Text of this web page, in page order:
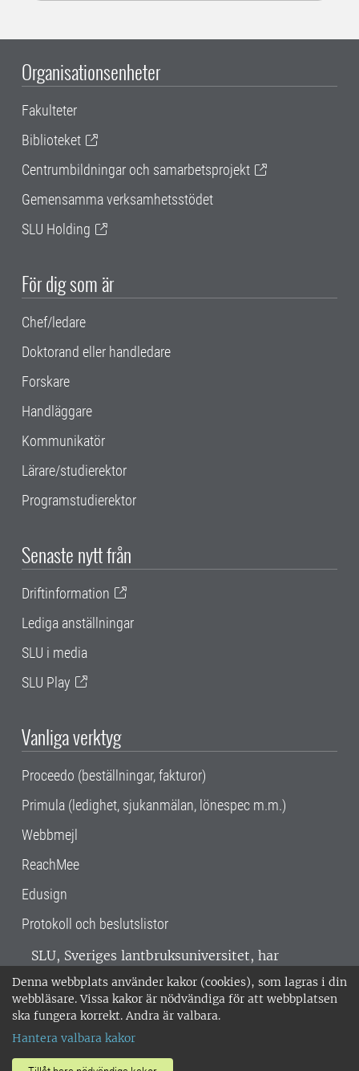
Denna webbplats använder kakor (cookies), som lagras i din
webbläsare. Vissa kakor är nödvändiga för att webbplatsen
ska fungera korrekt. Andra är valbara.
Hantera valbara kakor
Organisationsenheter
Fakulteter
Biblioteket
Centrumbildningar och samarbetsprojekt
Gemensamma verksamhetsstödet
SLU Holding
För dig som är
Chef/ledare
Doktorand eller handledare
Forskare
Handläggare
Kommunikatör
Lärare/studierektor
Programstudierektor
Senaste nytt från
Driftinformation
Lediga anställningar
SLU i media
SLU Play
Vanliga verktyg
Proceedo (beställningar, fakturor)
Primula (ledighet, sjukanmälan, lönespec m.m.)
Webbmejl
ReachMee
Edusign
Protokoll och beslutslistor
SLU, Sveriges lantbruksuniversitet, har
verksamhet över hela Sverige. Huvudorter är
Alnarp, Uppsala och Umeå.SLU är
miljöcertifierat enligt ISO 14001. •
018-67 10 00 • Org nr: 202100-2817 •